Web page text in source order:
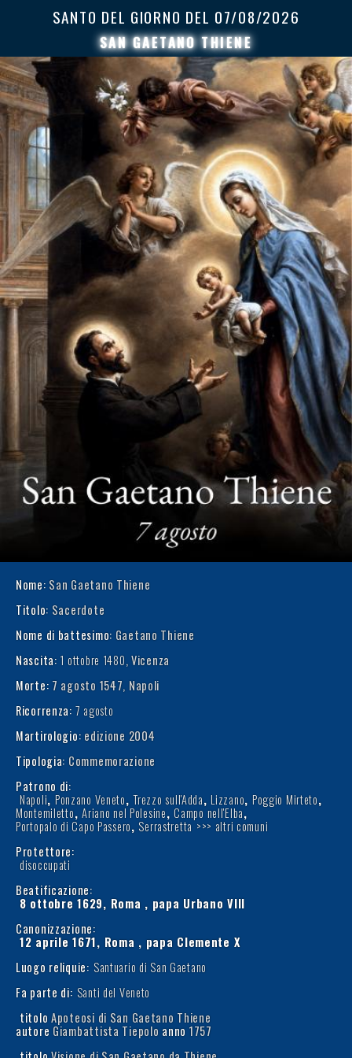
SANTO DEL GIORNO DEL 07/08/2026
SAN GAETANO THIENE
Nome:San Gaetano Thiene
Titolo: Sacerdote
Nome di battesimo: Gaetano Thiene
Nascita: 1 ottobre 1480, Vicenza
Morte: 7 agosto 1547, Napoli
Ricorrenza: 7 agosto
Martirologio:edizione 2004
Tipologia: Commemorazione
Patrono di:
Napoli, Ponzano Veneto,Trezzo sull'Adda,Lizzano, Poggio Mirteto,
Montemiletto,Ariano nel Polesine,Campo nell'Elba,
Portopalo di Capo Passero, Serrastretta >>> altri comuni
Protettore:
disoccupati
Beatificazione:
8 ottobre 1629, Roma , papa Urbano VIII
Canonizzazione:
12 aprile 1671, Roma , papa Clemente X
Luogo reliquie: Santuario di San Gaetano
Fa parte di: Santi del Veneto
titoloApoteosi di San Gaetano Thiene
autoreGiambattista Tiepoloanno 1757